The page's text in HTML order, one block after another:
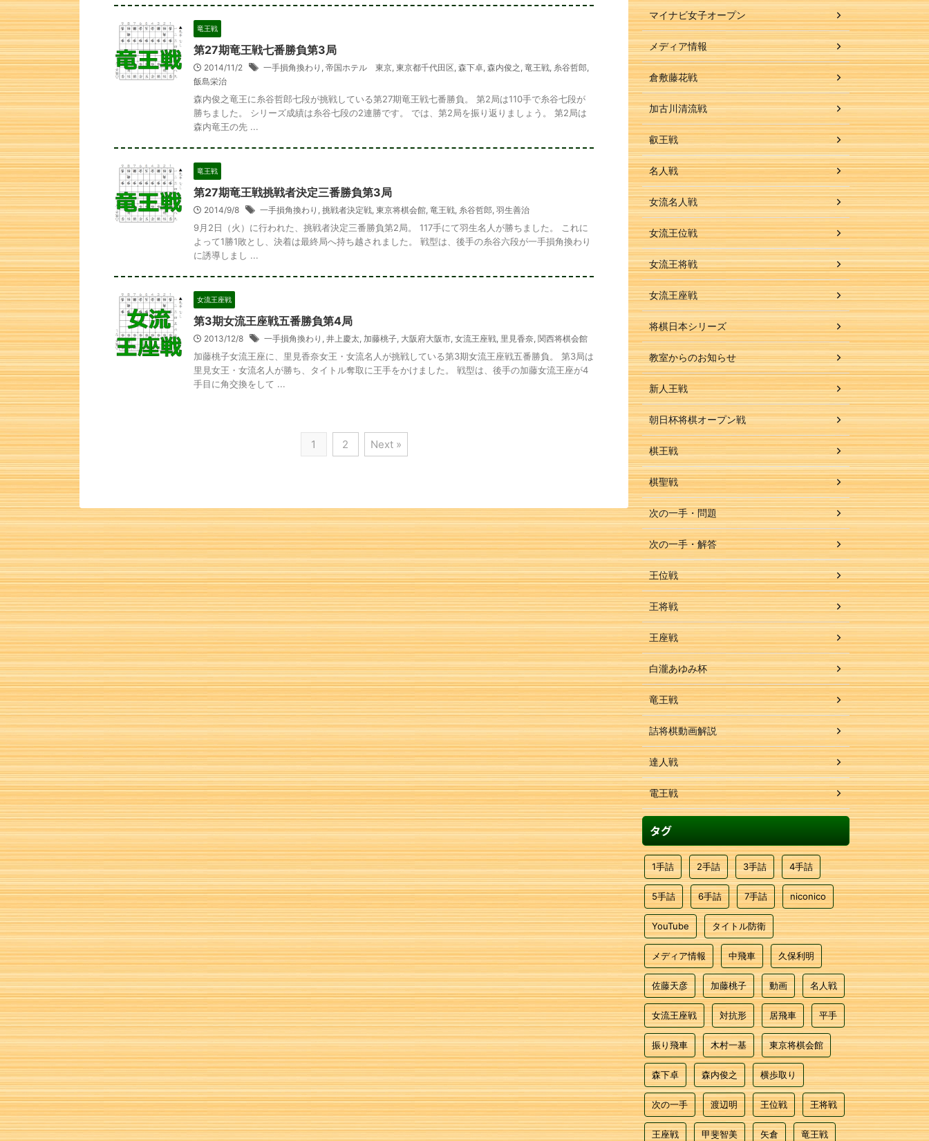
竜王戦
第27期竜王戦七番勝負第3局
2014/11/2 一手損角換わり , 帝国ホテル 東京, 東京都千代田区, 森下卓, 森内俊之 , 竜王戦, 糸谷哲郎,
飯島栄治
森内俊之竜王に糸谷哲郎七段が挑戦している第27期竜王戦七番勝負。 第2局は110手で糸谷七段が
勝ちました。 シリーズ成績は糸谷七段の2連勝です。 では、第2局を振り返りましょう。 第2局は
森内竜王の先 ...
竜王戦
第27期竜王戦挑戦者決定三番勝負第3局
2014/9/8 一手損角換わり , 挑戦者決定戦, 東京将棋会館, 竜王戦, 糸谷哲郎, 羽生善治
9月2日（火）に行われた、挑戦者決定三番勝負第2局。 117手にて羽生名人が勝ちました。 これに
よって1勝1敗とし、決着は最終局へ持ち越されました。 戦型は、後手の糸谷六段が一手損角換わり
に誘導しまし ...
女流王座戦
第3期女流王座戦五番勝負第4局
2013/12/8 一手損角換わり , 井上慶太, 加藤桃子, 大阪府大阪市, 女流王座戦, 里見香奈, 関西将棋会館
加藤桃子女流王座に、里見香奈女王・女流名人が挑戦している第3期女流王座戦五番勝負。 第3局は
里見女王・女流名人が勝ち、タイトル奪取に王手をかけました。 戦型は、後手の加藤女流王座が4
手目に角交換をして ...
1 2 Next »
マイナビ女子オープン
メディア情報
倉敷藤花戦
加古川清流戦
叡王戦
名人戦
女流名人戦
女流王位戦
女流王将戦
女流王座戦
将棋日本シリーズ
教室からのお知らせ
新人王戦
朝日杯将棋オープン戦
棋王戦
棋聖戦
次の一手・問題
次の一手・解答
王位戦
王将戦
王座戦
白瀧あゆみ杯
竜王戦
詰将棋動画解説
達人戦
電王戦
タグ
1手詰 2手詰 3手詰 4手詰
5手詰 6手詰 7手詰 niconico
YouTube タイトル防衛
メディア情報 中飛車 久保利明
佐藤天彦 加藤桃子 動画 名人戦
女流王座戦 対抗形 居飛車 平手
振り飛車 木村一基 東京将棋会館
森下卓 森内俊之 横歩取り
次の一手 渡辺明 王位戦 王将戦
王座戦 甲斐智美 矢倉 竜王戦